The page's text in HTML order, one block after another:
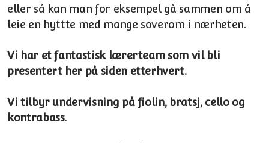
eller så kan man for eksempel gå sammen om å
leie en hyttte med mange soverom i nærheten.
Vi har et fantastisk lærerteam som vil bli
presentert her på siden etterhvert.
Vi tilbyr undervisning på fiolin, bratsj, cello og
kontrabass.